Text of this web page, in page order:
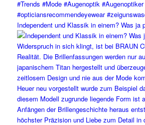
Independent und Klassik in einem? Was ja